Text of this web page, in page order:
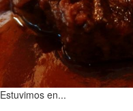
Estuvimos en...